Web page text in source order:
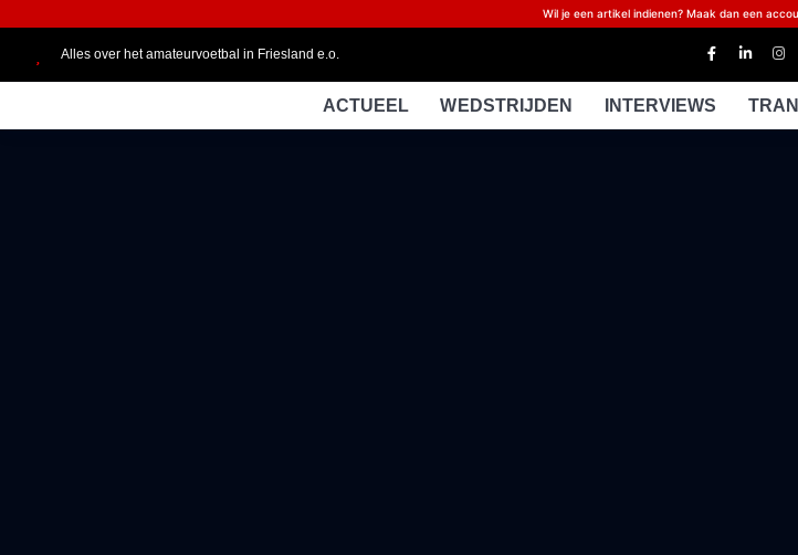
Wil je een artikel indienen? Maak dan een
Alles over het amateurvoetbal in Friesland e.o.
ACTUEEL WEDSTRIJDEN INTERVIEWS